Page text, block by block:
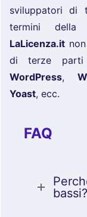
sviluppatori di
termini della
LaLicenza.it
di terze parti
WordPress,
Yoast, ecc.
FAQ
bassi?